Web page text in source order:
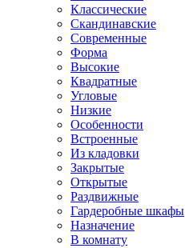
Классические
Скандинавские
Современные
Форма
Высокие
Квадратные
Угловые
Низкие
Особенности
Встроенные
Из кладовки
Закрытые
Открытые
Раздвижные
Гардеробные шкафы
Назначение
В комнату